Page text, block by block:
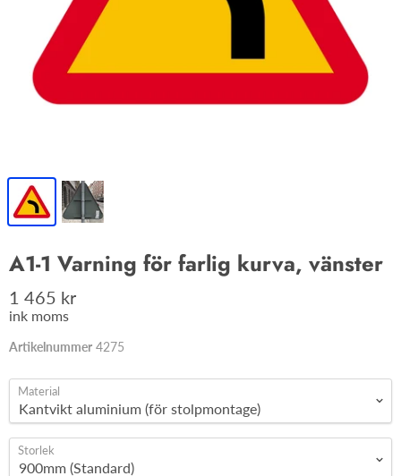
A1-1 Varning för farlig kurva, vänster
1 465 kr
ink moms
Artikelnummer 4275
Material
Storlek